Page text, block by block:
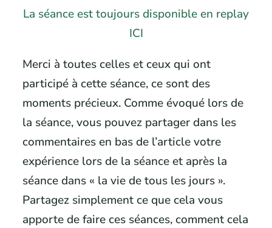
La séance est toujours disponible en replay
ICI
Merci à toutes celles et ceux qui ont
participé à cette séance, ce sont des
moments précieux. Comme évoqué lors de
la séance, vous pouvez partager dans les
commentaires en bas de l’article votre
expérience lors de la séance et après la
séance dans « la vie de tous les jours ».
Partagez simplement ce que cela vous
apporte de faire ces séances, comment cela